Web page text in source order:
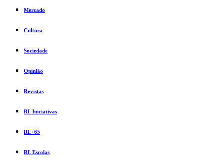
Mercado
Cultura
Sociedade
Opinião
Revistas
RL Iniciativas
RL+65
RL Escolas